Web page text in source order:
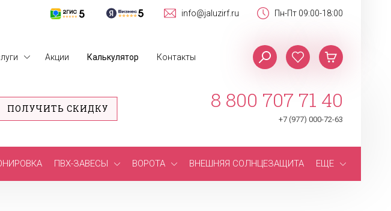
Пн-Пт 09:00-18:00
info@jaluzirf.ru
Акции Калькулятор Контакты
ПОЛУЧИТЬ СКИДКУ 8 800 707 71 40
+7 (977) 000-72-63
ПВХ-ЗАВЕСЫ ВОРОТА ВНЕШНЯЯ СОЛНЦЕЗАЩИТА ЕЩЕ